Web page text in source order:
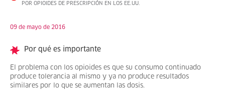
POR OPIOIDES DE PRESCRIPCIÓN EN LOS EE.UU.
09 de mayo de 2016
Por qué es importante
El problema con los opioides es que su consumo continuado
produce tolerancia al mismo y ya no produce resultados
similares por lo que se aumentan las dosis.